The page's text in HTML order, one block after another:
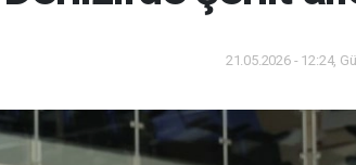
21.05.2026 - 12:24,